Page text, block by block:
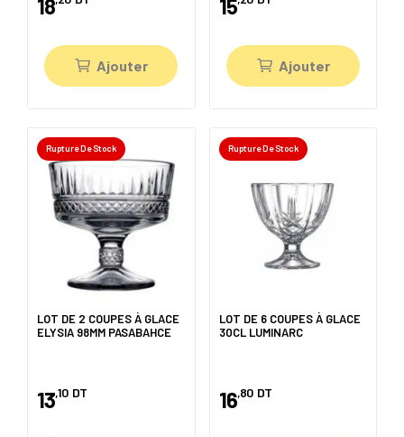
18
Ajouter
15
Ajouter
Rupture De Stock
LOT DE 2 COUPES À GLACE
ELYSIA 98MM PASABAHCE
13,10 DT
Rupture De Stock
LOT DE 6 COUPES À GLACE
30CL LUMINARC
16,80 DT